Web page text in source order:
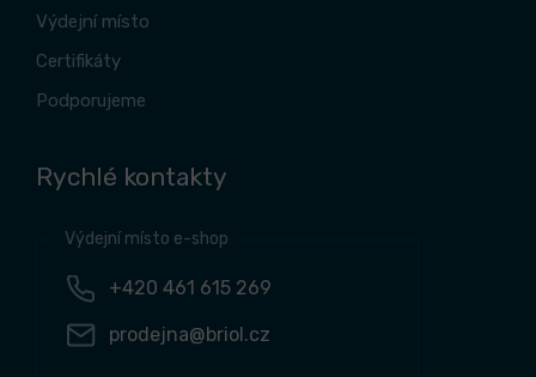
Výdejní místo
Certifikáty
Podporujeme
Rychlé kontakty
Výdejní místo e-shop
+420 461 615 269
prodejna@briol.cz